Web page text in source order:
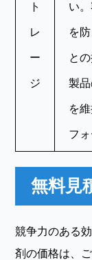
ト
レ
ー
ジ
い
を
と
製
を
フ
無料見
競争力のある
剤の価格は、